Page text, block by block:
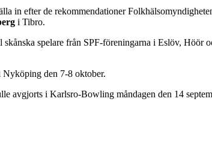
in efter de rekommendationer
i Tibro.
spelare från SPF-föreningarna i Eslöv,
Nyköping den 7-8 oktober.
avgjorts i Karlsro-Bowling måndagen den 14